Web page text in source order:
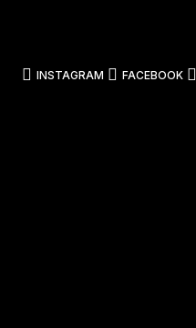
INSTAGRAM FACEBOOK